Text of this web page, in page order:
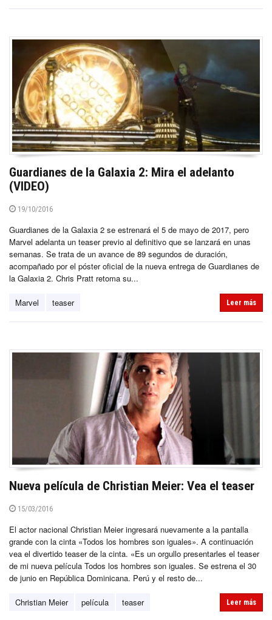
Guardianes de la Galaxia 2: Mira el adelanto
(VIDEO)
19/10/2016
Guardianes de la Galaxia 2 se estrenará el 5 de mayo de 2017, pero
Marvel adelanta un teaser previo al definitivo que se lanzará en unas
semanas. Se trata de un avance de 89 segundos de duración,
acompañado por el póster oficial de la nueva entrega de Guardianes de
la Galaxia 2. Chris Pratt retoma su...
Marvel teaser Leer más
Nueva película de Christian Meier: Vea el teaser
15/03/2016
El actor nacional Christian Meier ingresará nuevamente a la pantalla
grande con la cinta «Todos los hombres son iguales». A continuación
vea el divertido teaser de la cinta. «Es un orgullo presentarles el teaser
de mi nueva película Todos los hombres son iguales. Se estrena el 30
de junio en República Dominicana. Perú y el resto de...
Christian Meier película teaser Leer más